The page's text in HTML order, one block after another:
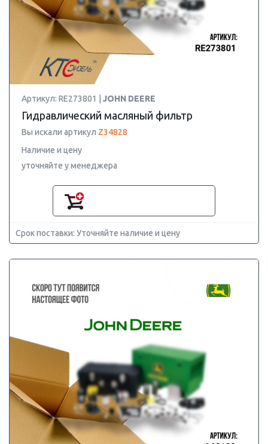
Артикул: RE273801 | JOHN DEERE
Гидравлический масляный фильтр
Вы искали артикул Z34828
Наличие и цену
уточняйте у менеджера
Срок поставки: Уточняйте наличие и цену